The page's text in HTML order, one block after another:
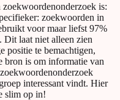
is:
zoekwoorden in
voor maar liefst 97%
Dit laat niet alleen zien
positie te bemachtigen,
bron is om informatie van
interessant vindt. Hier
slim op in!